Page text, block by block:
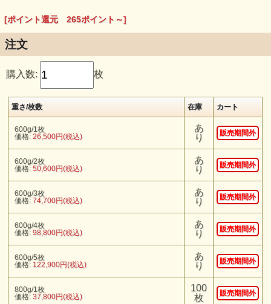
[ポイント還元 265ポイント～]
注文
購入数: 枚
重さ/枚数 在庫 カート
600g/1枚
価格:26,500円(税込)
あ
り
販売期間外
600g/2枚
価格:50,600円(税込)
あ
り
販売期間外
600g/3枚
価格:74,700円(税込)
あ
り
販売期間外
600g/4枚
価格:98,800円(税込)
あ
り
販売期間外
600g/5枚
価格: 122,900円(税込)
あ
り
販売期間外
800g/1枚
価格:37,800円(税込)
100
枚
販売期間外